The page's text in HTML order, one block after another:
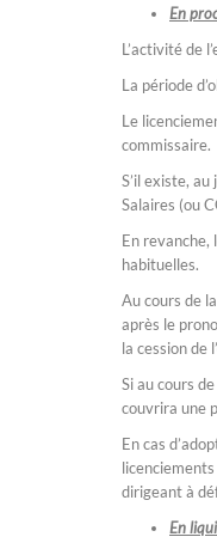
En
L’activité de
La période
Le
commissaire.
S’il existe,
Salaires (ou
En revanche,
habituelles.
Au cours de
après le
la cession de
Si au cours
couvrira une
En cas
dirigeant à
En